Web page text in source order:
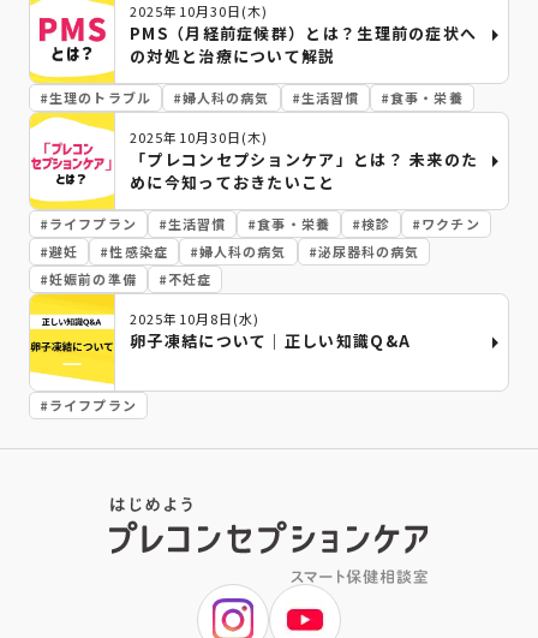
2025年10月30日(木)
PMS（月経前症候群）とは？生理前の症状へ
の対処と治療について解説
#生理のトラブル #婦人科の病気 #生活習慣 #食事・栄養
2025年10月30日(木)
「プレコンセプションケア」とは？ 未来のた
めに今知っておきたいこと
#ライフプラン #生活習慣 #食事・栄養 #検診 #ワクチン
#避妊 #性感染症 #婦人科の病気 #泌尿器科の病気
#妊娠前の準備 #不妊症
2025年10月8日(水)
卵子凍結について｜正しい知識Q&A
#ライフプラン